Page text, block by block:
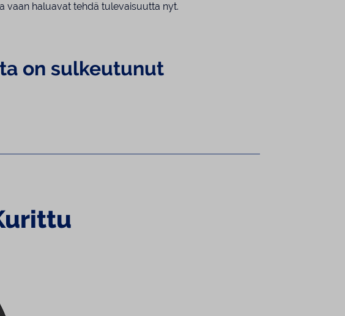
vaan haluavat tehdä tulevaisuutta nyt.
on sulkeutunut